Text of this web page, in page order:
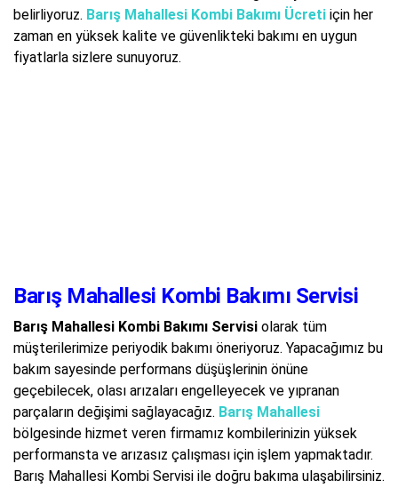
belirliyoruz. Barış Mahallesi Kombi Bakımı Ücreti için her
zaman en yüksek kalite ve güvenlikteki bakımı en uygun
fiyatlarla sizlere sunuyoruz.
Barış Mahallesi Kombi Bakımı Servisi
Barış Mahallesi Kombi Bakımı Servisi olarak tüm
müşterilerimize periyodik bakımı öneriyoruz. Yapacağımız bu
bakım sayesinde performans düşüşlerinin önüne
geçebilecek, olası arızaları engelleyecek ve yıpranan
parçaların değişimi sağlayacağız. Barış Mahallesi
bölgesinde hizmet veren firmamız kombilerinizin yüksek
performansta ve arızasız çalışması için işlem yapmaktadır.
Barış Mahallesi Kombi Servisi ile doğru bakıma ulaşabilirsiniz.